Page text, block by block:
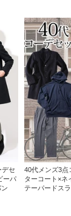
デセ
ーパ
40代メンズ3点
ターコート×ネ
テーパードス